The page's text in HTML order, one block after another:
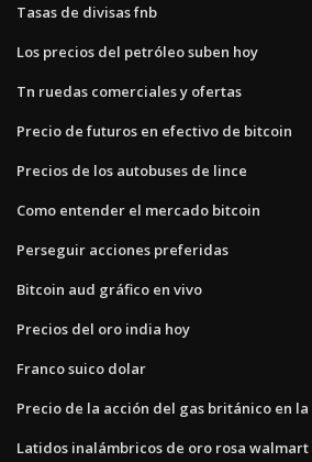
Tasas de divisas fnb
Los precios del petróleo suben hoy
Tn ruedas comerciales y ofertas
Precio de futuros en efectivo de bitcoin
Precios de los autobuses de lince
Como entender el mercado bitcoin
Perseguir acciones preferidas
Bitcoin aud gráfico en vivo
Precios del oro india hoy
Franco suico dolar
Precio de la acción del gas británico en
Latidos inalámbricos de oro rosa walmart